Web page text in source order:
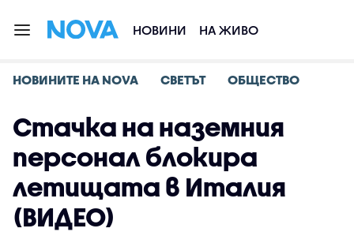
НОВИНИ НА ЖИВО
НОВИНИТЕ НА NOVA СВЕТЪТ ОБЩЕСТВО
Стачка на наземния
персонал блокира
летищата в Италия
(ВИДЕО)